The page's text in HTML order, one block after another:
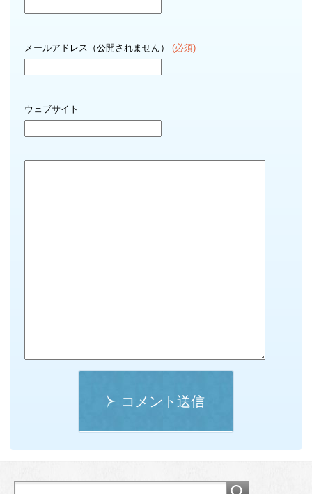
メールアドレス（公開されません） (必須)
ウェブサイト
コメント送信